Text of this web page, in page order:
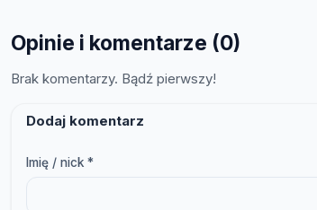
Opinie i komentarze (0)
Brak komentarzy. Bądź pierwszy!
Dodaj komentarz
Imię / nick *